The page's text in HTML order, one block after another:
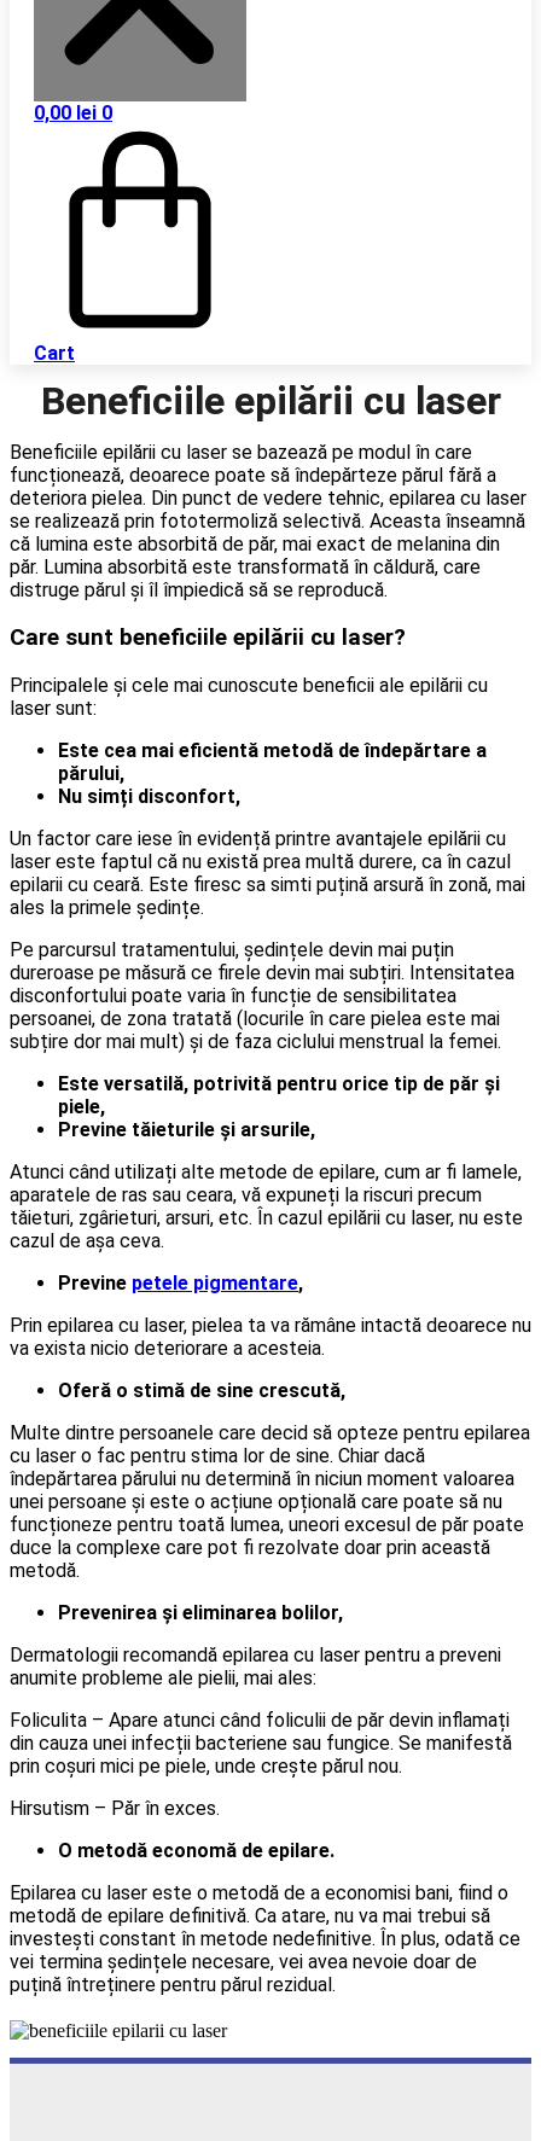
0,00 lei 0
Cart
Beneficiile epilării cu laser
Beneficiile epilării cu laser se bazează pe modul în care
funcționează, deoarece poate să îndepărteze părul fără a
deteriora pielea. Din punct de vedere tehnic, epilarea cu laser
se realizează prin fototermoliză selectivă. Aceasta înseamnă
că lumina este absorbită de păr, mai exact de melanina din
păr. Lumina absorbită este transformată în căldură, care
distruge părul și îl împiedică să se reproducă.
Care sunt beneficiile epilării cu laser?
Principalele și cele mai cunoscute beneficii ale epilării cu
laser sunt:
Este cea mai eficientă metodă de îndepărtare a
părului,
Nu simți disconfort,
Un factor care iese în evidență printre avantajele epilării cu
laser este faptul că nu există prea multă durere, ca în cazul
epilarii cu ceară. Este firesc sa simti puțină arsură în zonă, mai
ales la primele ședințe.
Pe parcursul tratamentului, ședințele devin mai puțin
dureroase pe măsură ce firele devin mai subțiri. Intensitatea
disconfortului poate varia în funcție de sensibilitatea
persoanei, de zona tratată (locurile în care pielea este mai
subțire dor mai mult) și de faza ciclului menstrual la femei.
Este versatilă, potrivită pentru orice tip de păr și
piele,
Previne tăieturile și arsurile,
Atunci când utilizați alte metode de epilare, cum ar fi lamele,
aparatele de ras sau ceara, vă expuneți la riscuri precum
tăieturi, zgârieturi, arsuri, etc. În cazul epilării cu laser, nu este
cazul de așa ceva.
Previne petele pigmentare,
Prin epilarea cu laser, pielea ta va rămâne intactă deoarece nu
va exista nicio deteriorare a acesteia.
Oferă o stimă de sine crescută,
Multe dintre persoanele care decid să opteze pentru epilarea
cu laser o fac pentru stima lor de sine. Chiar dacă
îndepărtarea părului nu determină în niciun moment valoarea
unei persoane și este o acțiune opțională care poate să nu
funcționeze pentru toată lumea, uneori excesul de păr poate
duce la complexe care pot fi rezolvate doar prin această
metodă.
Prevenirea și eliminarea bolilor,
Dermatologii recomandă epilarea cu laser pentru a preveni
anumite probleme ale pielii, mai ales:
Foliculita – Apare atunci când foliculii de păr devin inflamați
din cauza unei infecții bacteriene sau fungice. Se manifestă
prin coșuri mici pe piele, unde crește părul nou.
Hirsutism – Păr în exces.
O metodă economă de epilare.
Epilarea cu laser este o metodă de a economisi bani, fiind o
metodă de epilare definitivă. Ca atare, nu va mai trebui să
investești constant în metode nedefinitive. În plus, odată ce
vei termina ședințele necesare, vei avea nevoie doar de
puțină întreținere pentru părul rezidual.